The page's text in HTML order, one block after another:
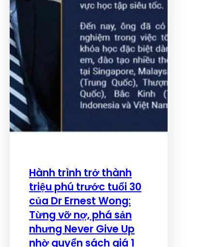
Hành trình trở thành
triệu phú trước tuổi 30
của Dr Ernest Wong:
Từng vỡ nợ, phá sản
nhưng Never Give Up
nhờ quyển sách giá 1